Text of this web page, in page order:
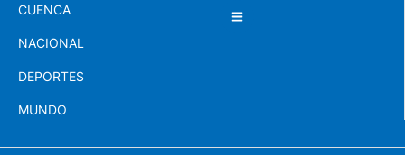
CUENCA
NACIONAL
DEPORTES
MUNDO